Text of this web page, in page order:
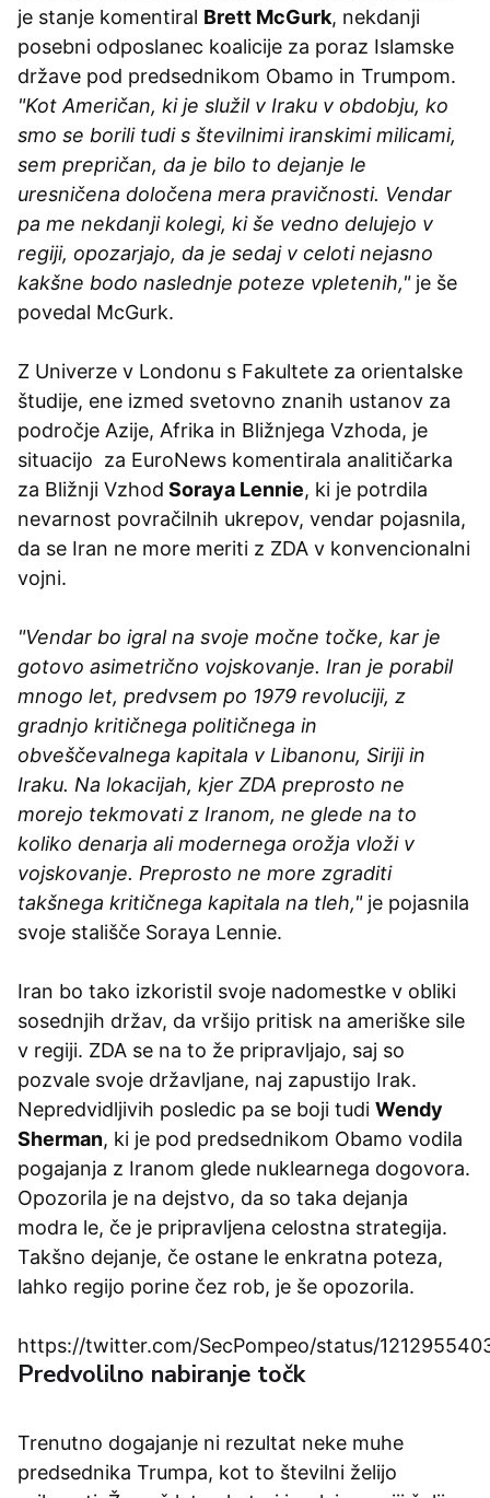
je stanje komentiral Brett McGurk, nekdanji
posebni odposlanec koalicije za poraz Islamske
države pod predsednikom Obamo in Trumpom.
"Kot Američan, ki je služil v Iraku v obdobju, ko
smo se borili tudi s številnimi iranskimi milicami,
sem prepričan, da je bilo to dejanje le
uresničena določena mera pravičnosti. Vendar
pa me nekdanji kolegi, ki še vedno delujejo v
regiji, opozarjajo, da je sedaj v celoti nejasno
kakšne bodo naslednje poteze vpletenih,"je še
povedal McGurk.
Z Univerze v Londonu s Fakultete za orientalske
študije, ene izmed svetovno znanih ustanov za
področje Azije, Afrika in Bližnjega Vzhoda, je
situacijo za EuroNews komentirala analitičarka
za Bližnji Vzhod Soraya Lennie, ki je potrdila
nevarnost povračilnih ukrepov, vendar pojasnila,
da se Iran ne more meriti z ZDA v konvencionalni
vojni.
"Vendar bo igral na svoje močne točke, kar je
gotovo asimetrično vojskovanje. Iran je porabil
mnogo let, predvsem po 1979 revoluciji, z
gradnjo kritičnega političnega in
obveščevalnega kapitala v Libanonu, Siriji in
Iraku. Na lokacijah, kjer ZDA preprosto ne
morejo tekmovati z Iranom, ne glede na to
koliko denarja ali modernega orožja vloži v
vojskovanje. Preprosto ne more zgraditi
takšnega kritičnega kapitala na tleh,"je pojasnila
svoje stališče Soraya Lennie.
Iran bo tako izkoristil svoje nadomestke v obliki
sosednjih držav, da vršijo pritisk na ameriške sile
v regiji. ZDA se na to že pripravljajo, saj so
pozvale svoje državljane, naj zapustijo Irak.
Nepredvidljivih posledic pa se boji tudi Wendy
Sherman, ki je pod predsednikom Obamo vodila
pogajanja z Iranom glede nuklearnega dogovora.
Opozorila je na dejstvo, da so taka dejanja
modra le, če je pripravljena celostna strategija.
Takšno dejanje, če ostane le enkratna poteza,
lahko regijo porine čez rob, je še opozorila.
https://twitter.com/SecPompeo/status/
Predvolilno nabiranje točk
Trenutno dogajanje ni rezultat neke muhe
predsednika Trumpa, kot to številni želijo